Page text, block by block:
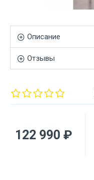
Описание
Отзывы
122 990 ₽